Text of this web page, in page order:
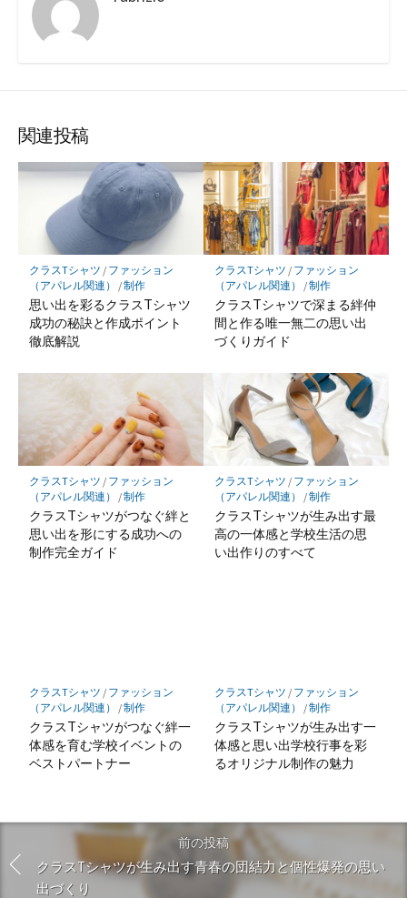
関連投稿
クラスTシャツ / ファッション
（アパレル関連）
/制作
思い出を彩るクラスTシャツ
成功の秘訣と作成ポイント
徹底解説
クラスTシャツ / ファッション
（アパレル関連）
/制作
クラスTシャツで深まる絆仲
間と作る唯一無二の思い出
づくりガイド
クラスTシャツ / ファッション
（アパレル関連）
/制作
クラスTシャツがつなぐ絆と
思い出を形にする成功への
制作完全ガイド
クラスTシャツ / ファッション
（アパレル関連）
/制作
クラスTシャツが生み出す最
高の一体感と学校生活の思
い出作りのすべて
クラスTシャツ / ファッション
（アパレル関連）
/制作
クラスTシャツがつなぐ絆一
体感を育む学校イベントの
ベストパートナー
クラスTシャツ / ファッション
（アパレル関連）
/制作
クラスTシャツが生み出す一
体感と思い出学校行事を彩
るオリジナル制作の魅力
前の投稿
クラスTシャツが生み出す青春の団結力と個性爆発の思い
出づくり